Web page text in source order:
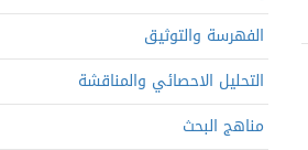
الفهرسة والتوثيق
التحليل الاحصائي والمناقشة
مناهج البحث